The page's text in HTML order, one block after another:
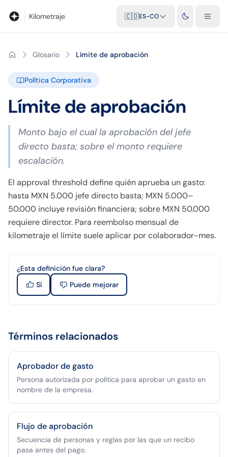
Kilometraje 🇨🇴ES-CO
Glosario Límite de aprobación
Política Corporativa
Límite de aprobación
Monto bajo el cual la aprobación del jefe
directo basta; sobre el monto requiere
escalación.
El approval threshold define quién aprueba un gasto:
hasta MXN 5.000 jefe directo basta; MXN 5.000–
50.000 incluye revisión financiera; sobre MXN 50.000
requiere director. Para reembolso mensual de
kilometraje el límite suele aplicar por colaborador-mes.
¿Esta definición fue clara?
Sí
Puede mejorar
Términos relacionados
Aprobador de gasto
Persona autorizada por política para aprobar un gasto en
nombre de la empresa.
Flujo de aprobación
Secuencia de personas y reglas por las que un recibo
pasa antes del pago.